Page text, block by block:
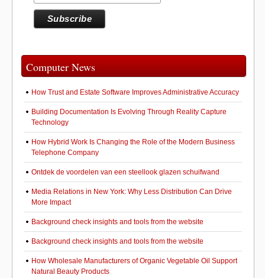
Computer News
How Trust and Estate Software Improves Administrative Accuracy
Building Documentation Is Evolving Through Reality Capture
Technology
How Hybrid Work Is Changing the Role of the Modern Business
Telephone Company
Ontdek de voordelen van een steellook glazen schuifwand
Media Relations in New York: Why Less Distribution Can Drive
More Impact
Background check insights and tools from the website
Background check insights and tools from the website
How Wholesale Manufacturers of Organic Vegetable Oil Support
Natural Beauty Products